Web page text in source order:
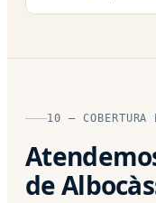
10 — COBERTURA
de